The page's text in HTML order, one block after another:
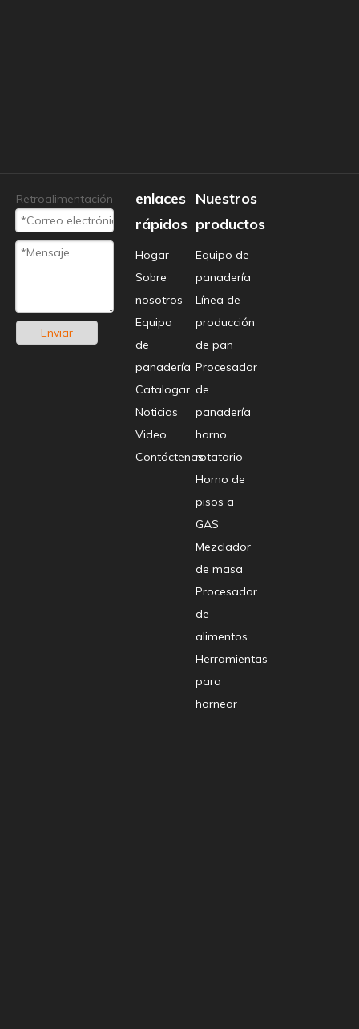
Retroalimentación
Enviar
enlaces
rápidos
Hogar
Sobre
nosotros
Equipo
de
panadería
Catalogar
Noticias
Video
Contáctenos
Nuestros
productos
Equipo de
panadería
Línea de
producción
de pan
Procesador
de
panadería
horno
rotatorio
Horno de
pisos a
GAS
Mezclador
de masa
Procesador
de
alimentos
Herramientas
para
hornear